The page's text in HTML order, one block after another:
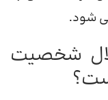
شود.
شخصیت